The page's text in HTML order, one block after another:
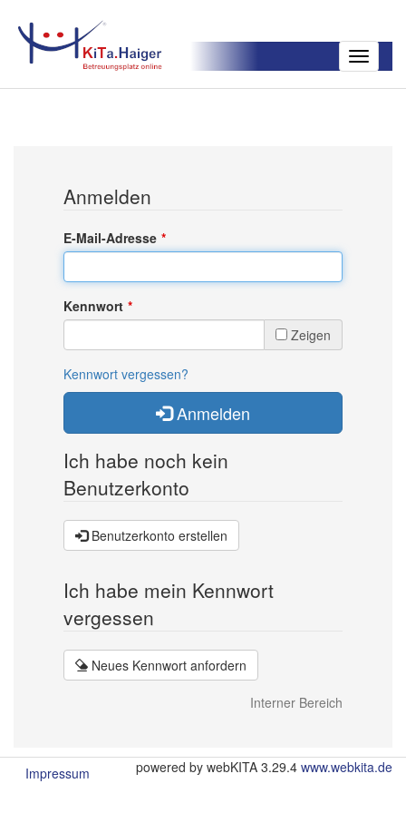
Toggle
Anmelden
E-Mail-Adresse
Kennwort
Zeigen
Kennwort vergessen?
Anmelden
Ich habe noch kein
Benutzerkonto
Benutzerkonto erstellen
Ich habe mein Kennwort
vergessen
Neues Kennwort anfordern
Interner Bereich
Impressum powered by webKITA 3.29.4 www.webkita.de